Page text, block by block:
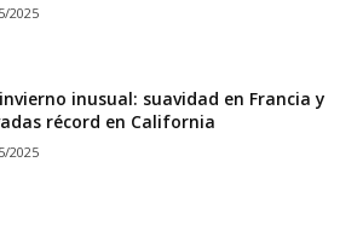
2025
inusual: suavidad en Francia y
récord en California
2025